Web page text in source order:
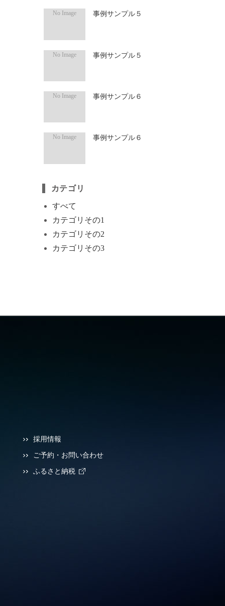
事例サンプル５
事例サンプル５
事例サンプル６
事例サンプル６
カテゴリ
すべて
カテゴリその1
カテゴリその2
カテゴリその3
採用情報
ご予約・お問い合わせ
ふるさと納税